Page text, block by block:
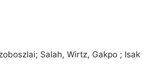
Salah, Wirtz, Gakpo ; Isak